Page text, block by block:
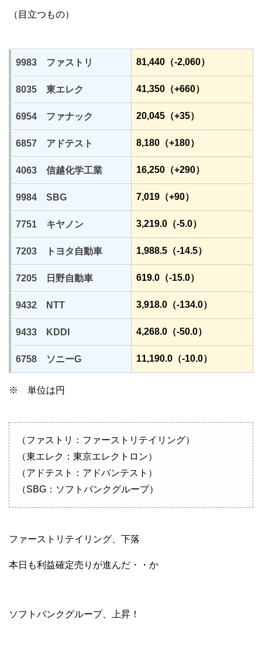
（目立つもの）
9983 ファストリ 81,440（-2,060）
8035 東エレク 41,350（+660）
6954 ファナック 20,045（+35）
6857 アドテスト 8,180（+180）
4063 信越化学工業 16,250（+290）
9984 SBG 7,019（+90）
7751 キヤノン 3,219.0（-5.0）
7203 トヨタ自動車 1,988.5（-14.5）
7205 日野自動車 619.0（-15.0）
9432 NTT 3,918.0（-134.0）
9433 KDDI 4,268.0（-50.0）
6758 ソニーG 11,190.0（-10.0）
※ 単位は円
（ファストリ：ファーストリテイリング）
（東エレク：東京エレクトロン）
（アドテスト：アドバンテスト）
（SBG：ソフトバンクグループ）
ファーストリテイリング、下落
本日も利益確定売りが進んだ・・か
ソフトバンクグループ、上昇！